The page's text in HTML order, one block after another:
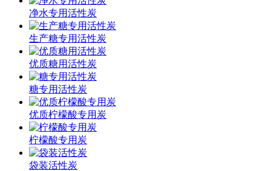
净水专用活性炭
生产糖专用活性炭
优质糖用活性炭
糖专用活性炭
优质柠檬酸专用炭
柠檬酸专用炭
袋装活性炭